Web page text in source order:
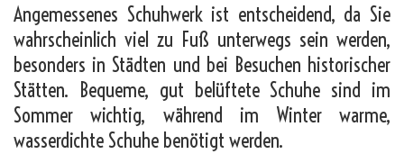
Angemessenes Schuhwerk ist entscheidend, da Sie
wahrscheinlich viel zu Fuß unterwegs sein werden,
besonders in Städten und bei Besuchen historischer
Stätten. Bequeme, gut belüftete Schuhe sind im
Sommer wichtig, während im Winter warme,
wasserdichte Schuhe benötigt werden.